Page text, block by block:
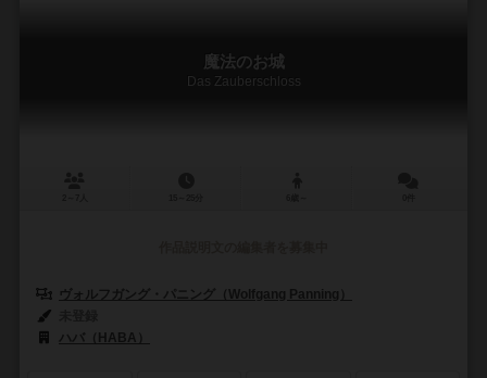
魔法のお城
Das Zauberschloss
ヴォルフガング・パニング（Wolfgang Panning）
ハバ（HABA）